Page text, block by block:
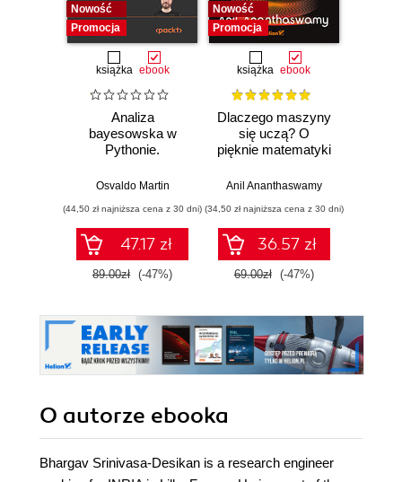
Nowość
Promocja
książka ebook
Analiza
bayesowska w
Pythonie.
przewodnik po
probabilistycznym.
Wydanie III
Osvaldo Martin
(44,50 zł najniższa cena z 30 dni)
47.17 zł
89.00zł (-47%)
Nowość
Promocja
książka ebook
Dlaczego maszyny
się uczą? O
pięknie matematyki
współczesnej
inteligencji
Anil Ananthaswamy
(34,50 zł najniższa cena z 30 dni)
36.57 zł
69.00zł (-47%)
O autorze ebooka
Bhargav Srinivasa-Desikan is a research engineer